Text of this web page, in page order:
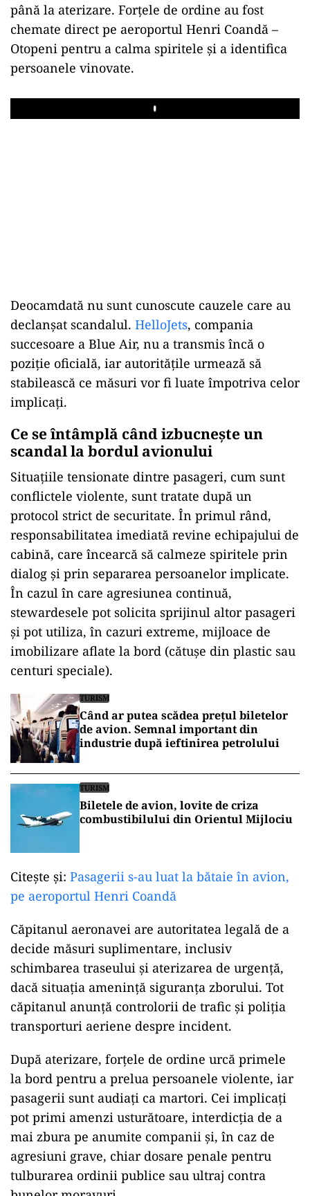
până la aterizare. Forțele de ordine au fost
chemate direct pe aeroportul Henri Coandă –
Otopeni pentru a calma spiritele și a identifica
persoanele vinovate.
Play
Deocamdată nu sunt cunoscute cauzele care au
declanșat scandalul. HelloJets, compania
succesoare a Blue Air, nu a transmis încă o
poziție oficială, iar autoritățile urmează să
stabilească ce măsuri vor fi luate împotriva celor
implicați.
Ce se întâmplă când izbucnește un
scandal la bordul avionului
Situațiile tensionate dintre pasageri, cum sunt
conflictele violente, sunt tratate după un
protocol strict de securitate. În primul rând,
responsabilitatea imediată revine echipajului de
cabină, care încearcă să calmeze spiritele prin
dialog și prin separarea persoanelor implicate.
În cazul în care agresiunea continuă,
stewardesele pot solicita sprijinul altor pasageri
și pot utiliza, în cazuri extreme, mijloace de
imobilizare aflate la bord (cătușe din plastic sau
centuri speciale).
TURISM
Când ar putea scădea prețul biletelor
de avion. Semnal important din
industrie după ieftinirea petrolului
TURISM
Biletele de avion, lovite de criza
combustibilului din Orientul Mijlociu
Citeşte şi: Pasagerii s-au luat la bătaie în avion,
pe aeroportul Henri Coandă
Căpitanul aeronavei are autoritatea legală de a
decide măsuri suplimentare, inclusiv
schimbarea traseului și aterizarea de urgență,
dacă situația amenință siguranța zborului. Tot
căpitanul anunță controlorii de trafic și poliția
transporturi aeriene despre incident.
După aterizare, forțele de ordine urcă primele
la bord pentru a prelua persoanele violente, iar
pasagerii sunt audiați ca martori. Cei implicați
pot primi amenzi usturătoare, interdicția de a
mai zbura pe anumite companii și, în caz de
agresiuni grave, chiar dosare penale pentru
tulburarea ordinii publice sau ultraj contra